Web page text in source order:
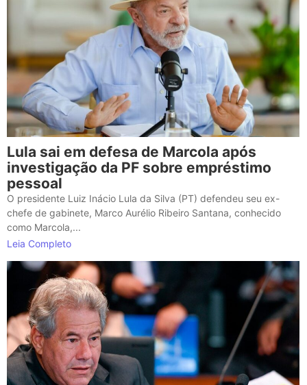
Lula sai em defesa de Marcola após
investigação da PF sobre empréstimo
pessoal
O presidente Luiz Inácio Lula da Silva (PT) defendeu seu ex-
chefe de gabinete, Marco Aurélio Ribeiro Santana, conhecido
como Marcola,...
Leia Completo